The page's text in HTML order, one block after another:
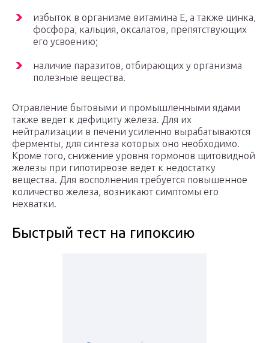
избыток в организме витамина Е, а также цинка,
фосфора, кальция, оксалатов, препятствующих
его усвоению;
наличие паразитов, отбирающих у организма
полезные вещества.
Отравление бытовыми и промышленными ядами
также ведет к дефициту железа. Для их
нейтрализации в печени усиленно вырабатываются
ферменты, для синтеза которых оно необходимо.
Кроме того, снижение уровня гормонов щитовидной
железы при гипотиреозе ведет к недостатку
вещества. Для восполнения требуется повышенное
количество железа, возникают симптомы его
нехватки.
Быстрый тест на гипоксию